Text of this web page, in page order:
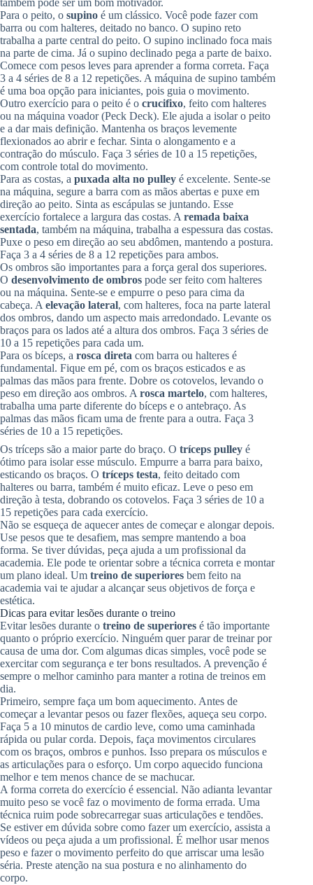
também pode ser um bom motivador.
Para o peito, o supino é um clássico. Você pode fazer com
barra ou com halteres, deitado no banco. O supino reto
trabalha a parte central do peito. O supino inclinado foca mais
na parte de cima. Já o supino declinado pega a parte de baixo.
Comece com pesos leves para aprender a forma correta. Faça
3 a 4 séries de 8 a 12 repetições. A máquina de supino também
é uma boa opção para iniciantes, pois guia o movimento.
Outro exercício para o peito é o crucifixo, feito com halteres
ou na máquina voador (Peck Deck). Ele ajuda a isolar o peito
e a dar mais definição. Mantenha os braços levemente
flexionados ao abrir e fechar. Sinta o alongamento e a
contração do músculo. Faça 3 séries de 10 a 15 repetições,
com controle total do movimento.
Para as costas, a puxada alta no pulley é excelente. Sente-se
na máquina, segure a barra com as mãos abertas e puxe em
direção ao peito. Sinta as escápulas se juntando. Esse
exercício fortalece a largura das costas. A remada baixa
sentada, também na máquina, trabalha a espessura das costas.
Puxe o peso em direção ao seu abdômen, mantendo a postura.
Faça 3 a 4 séries de 8 a 12 repetições para ambos.
Os ombros são importantes para a força geral dos superiores.
O desenvolvimento de ombros pode ser feito com halteres
ou na máquina. Sente-se e empurre o peso para cima da
cabeça. A elevação lateral, com halteres, foca na parte lateral
dos ombros, dando um aspecto mais arredondado. Levante os
braços para os lados até a altura dos ombros. Faça 3 séries de
10 a 15 repetições para cada um.
Para os bíceps, a rosca direta com barra ou halteres é
fundamental. Fique em pé, com os braços esticados e as
palmas das mãos para frente. Dobre os cotovelos, levando o
peso em direção aos ombros. A rosca martelo, com halteres,
trabalha uma parte diferente do bíceps e o antebraço. As
palmas das mãos ficam uma de frente para a outra. Faça 3
séries de 10 a 15 repetições.
Os tríceps são a maior parte do braço. O tríceps pulley é
ótimo para isolar esse músculo. Empurre a barra para baixo,
esticando os braços. O tríceps testa, feito deitado com
halteres ou barra, também é muito eficaz. Leve o peso em
direção à testa, dobrando os cotovelos. Faça 3 séries de 10 a
15 repetições para cada exercício.
Não se esqueça de aquecer antes de começar e alongar depois.
Use pesos que te desafiem, mas sempre mantendo a boa
forma. Se tiver dúvidas, peça ajuda a um profissional da
academia. Ele pode te orientar sobre a técnica correta e montar
um plano ideal. Um treino de superiores bem feito na
academia vai te ajudar a alcançar seus objetivos de força e
estética.
Dicas para evitar lesões durante o treino
Evitar lesões durante o treino de superiores é tão importante
quanto o próprio exercício. Ninguém quer parar de treinar por
causa de uma dor. Com algumas dicas simples, você pode se
exercitar com segurança e ter bons resultados. A prevenção é
sempre o melhor caminho para manter a rotina de treinos em
dia.
Primeiro, sempre faça um bom aquecimento. Antes de
começar a levantar pesos ou fazer flexões, aqueça seu corpo.
Faça 5 a 10 minutos de cardio leve, como uma caminhada
rápida ou pular corda. Depois, faça movimentos circulares
com os braços, ombros e punhos. Isso prepara os músculos e
as articulações para o esforço. Um corpo aquecido funciona
melhor e tem menos chance de se machucar.
A forma correta do exercício é essencial. Não adianta levantar
muito peso se você faz o movimento de forma errada. Uma
técnica ruim pode sobrecarregar suas articulações e tendões.
Se estiver em dúvida sobre como fazer um exercício, assista a
vídeos ou peça ajuda a um profissional. É melhor usar menos
peso e fazer o movimento perfeito do que arriscar uma lesão
séria. Preste atenção na sua postura e no alinhamento do
corpo.